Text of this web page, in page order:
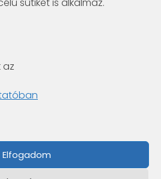
az
Elfogadom
1742 2299
Gogol utca 3. 4.em.
3030
Pakistan
42 35846171
741-8447636